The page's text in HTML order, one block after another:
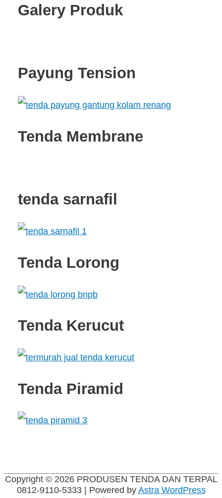
Galery Produk
Payung Tension
Tenda Membrane
tenda sarnafil
Tenda Lorong
Tenda Kerucut
Tenda Piramid
Copyright © 2026 PRODUSEN TENDA DAN TERPAL
0812-9110-5333| Powered byAstra WordPress